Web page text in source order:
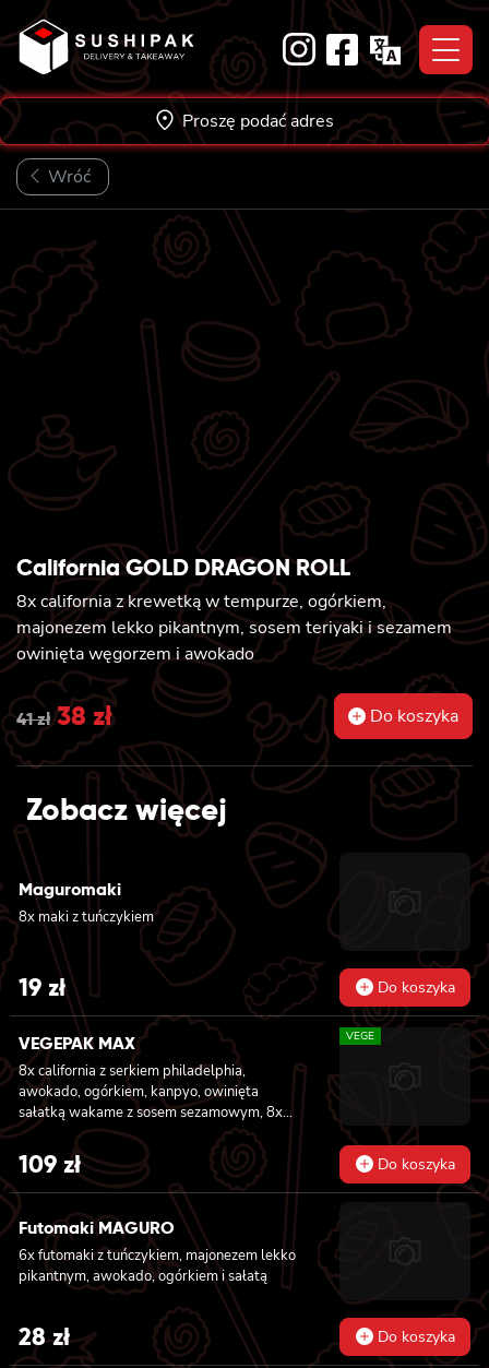
to
content
Proszę podać adres
Wróć
California GOLD DRAGON ROLL
8x california z krewetką w tempurze, ogórkiem,
majonezem lekko pikantnym, sosem teriyaki i sezamem
owinięta węgorzem i awokado
41zł Original
price
was:
38 złCurrent
price
is:
38 zł.
Do koszyka
Zobacz więcej
Maguromaki
8x maki z tuńczykiem
19 zł Do koszyka
VEGEPAK MAX
8x california z serkiem philadelphia,
awokado, ogórkiem, kanpyo, owinięta
sałatką wakame z sosem sezamowym, 8x
california z serkiem philadelphia, awokado,
jabłkiem, owinięta opalonym cheddarem, z
sosem teriyaki, 8x california z serkiem
philadelphia i mango, owinięta awokado z
sosem teriyaki, 6x futomaki z batatem w
tempurze, serkiem philadelphia, ogórkiem,
kanpyo, sałatą, 6x futomaki z wędzonym
tofu, ogórkiem, oshinko i sałatą, 6x futomaki z
kanpyo i porem w tempurze, ogórkiem,
VEGE
109 zł Do koszyka
Futomaki MAGURO
6x futomaki z tuńczykiem, majonezem lekko
pikantnym, awokado, ogórkiem i sałatą
28zł Do koszyka